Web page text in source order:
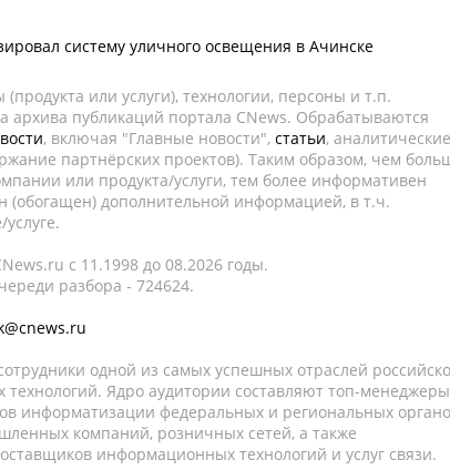
систему уличного освещения в Ачинске
или услуги), технологии, персоны и т.п.
архива публикаций портала CNews. Обрабатываются
, включая "Главные новости", статьи, аналитические
партнёрских проектов). Таким образом, чем
или продукта/услуги, тем более информативен
дополнительной информацией, в т.ч.
c 11.1998 до 08.2026 годы.
разбора - 724624.
одной из самых успешных отраслей
Ядро аудитории составляют топ-
информатизации федеральных и региональных
компаний, розничных сетей, а также
информационных технологий и услуг связи.